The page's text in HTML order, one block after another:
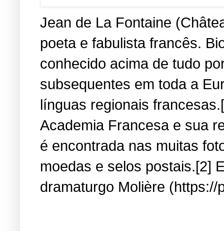
Jean de La Fontaine
poeta e fabulista francês.
conhecido acima de tudo
subsequentes em toda a
línguas regionais
Academia Francesa e sua
é encontrada nas muitas
moedas e selos postais.[2]
dramaturgo Molière